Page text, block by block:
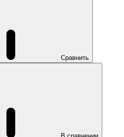
Сравнить